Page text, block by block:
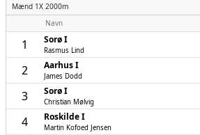
Mænd 1X 2000m
Navn
1 Sorø I
Rasmus Lind
2 Aarhus I
James Dodd
3 Sorø I
Christian Mølvig
4 Roskilde I
Martin Kofoed Jensen